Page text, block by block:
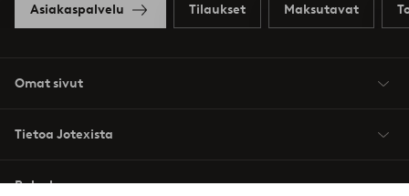
Asiakaspalvelu Tilaukset Maksutavat
Omat sivut
Tietoa Jotexista
Palvelumme